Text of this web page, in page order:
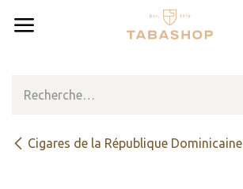
Cigares de la République Dominicaine